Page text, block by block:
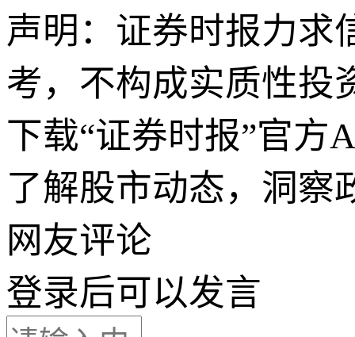
声明：证券时报力求
考，不构成实质性投
下载“证券时报”官方
了解股市动态，洞察
网友评论
登录后可以发言